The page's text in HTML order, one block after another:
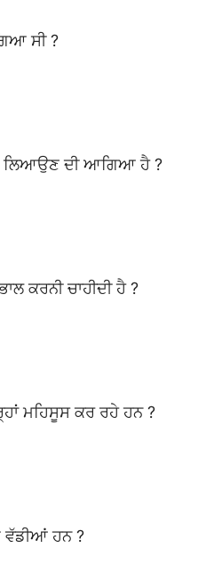
ਸੀ ?
ਲਿਆਉਣ ਦੀ ਆਗਿਆ ਹੈ ?
ਕਰਨੀ ਚਾਹੀਦੀ ਹੈ ?
ਮਹਿਸੂਸ ਕਰ ਰਹੇ ਹਨ ?
ਵੱਡੀਆਂ ਹਨ ?